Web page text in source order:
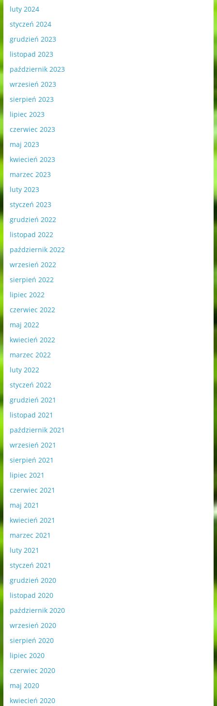
luty 2024
styczeń 2024
grudzień 2023
listopad 2023
październik 2023
wrzesień 2023
sierpień 2023
lipiec 2023
czerwiec 2023
maj 2023
kwiecień 2023
marzec 2023
luty 2023
styczeń 2023
grudzień 2022
listopad 2022
październik 2022
wrzesień 2022
sierpień 2022
lipiec 2022
czerwiec 2022
maj 2022
kwiecień 2022
marzec 2022
luty 2022
styczeń 2022
grudzień 2021
listopad 2021
październik 2021
wrzesień 2021
sierpień 2021
lipiec 2021
czerwiec 2021
maj 2021
kwiecień 2021
marzec 2021
luty 2021
styczeń 2021
grudzień 2020
listopad 2020
październik 2020
wrzesień 2020
sierpień 2020
lipiec 2020
czerwiec 2020
maj 2020
kwiecień 2020